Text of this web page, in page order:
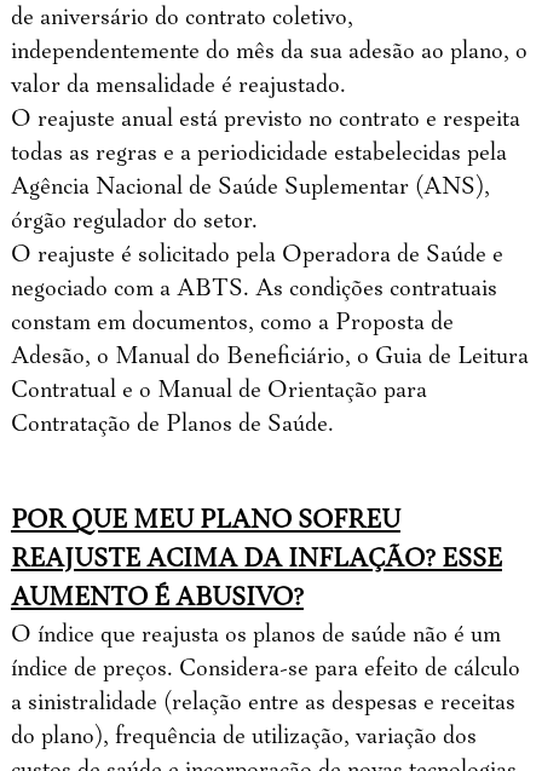
de aniversário do contrato coletivo,
independentemente do mês da sua adesão ao plano, o
valor da mensalidade é reajustado.
O reajuste anual está previsto no contrato e respeita
todas as regras e a periodicidade estabelecidas pela
Agência Nacional de Saúde Suplementar (ANS),
órgão regulador do setor.
O reajuste é solicitado pela Operadora de Saúde e
negociado com a ABTS. As condições contratuais
constam em documentos, como a Proposta de
Adesão, o Manual do Beneficiário, o Guia de Leitura
Contratual e o Manual de Orientação para
Contratação de Planos de Saúde.
POR QUE MEU PLANO SOFREU
REAJUSTE ACIMA DA INFLAÇÃO? ESSE
AUMENTO É ABUSIVO?
O índice que reajusta os planos de saúde não é um
índice de preços. Considera-se para efeito de cálculo
a sinistralidade (relação entre as despesas e receitas
do plano), frequência de utilização, variação dos